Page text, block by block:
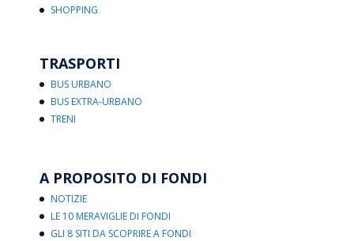
SHOPPING
TRASPORTI
BUS URBANO
BUS EXTRA-URBANO
TRENI
A PROPOSITO DI FONDI
NOTIZIE
LE 10 MERAVIGLIE DI FONDI
GLI 8 SITI DA SCOPRIRE A FONDI